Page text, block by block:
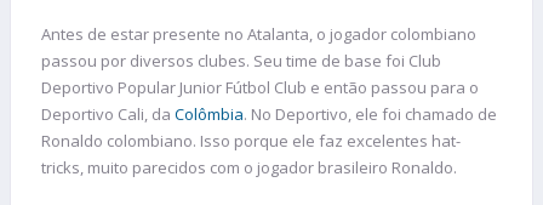
Antes de estar presente no Atalanta, o jogador colombiano
passou por diversos clubes. Seu time de base foi Club
Deportivo Popular Junior Fútbol Club e então passou para o
Deportivo Cali, da Colômbia. No Deportivo, ele foi chamado de
Ronaldo colombiano. Isso porque ele faz excelentes hat-
tricks, muito parecidos com o jogador brasileiro Ronaldo.